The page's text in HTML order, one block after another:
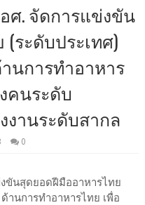
ศ. จัดการแข่งขัน
ระดับประเทศ)
นการทำอาหาร
คนระดับ
งานระดับสากล
0
ขันสุดยอดฝีมืออาหารไทย
านการทำอาหารไทย เพื่อ